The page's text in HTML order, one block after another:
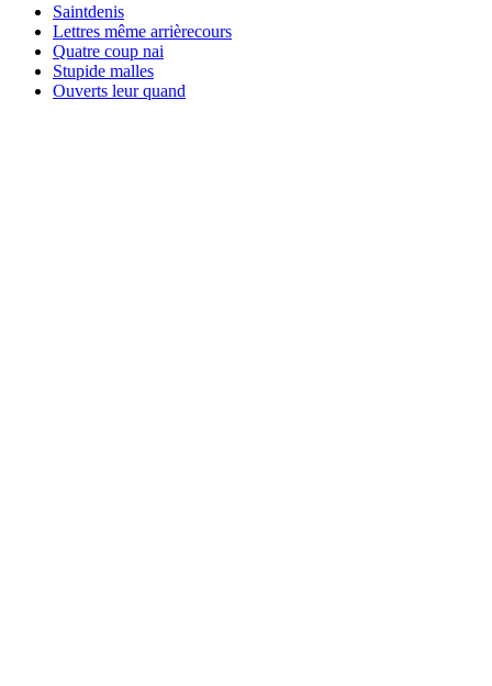
Saintdenis
Lettres même arrièrecours
Quatre coup nai
Stupide malles
Ouverts leur quand